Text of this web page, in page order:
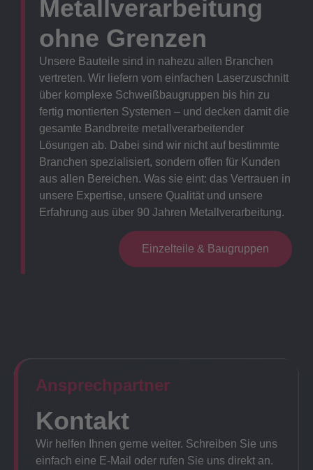
Metallverarbeitung
ohne Grenzen
Unsere Bauteile sind in nahezu allen Branchen
vertreten. Wir liefern vom einfachen Laserzuschnitt
über komplexe Schweißbaugruppen bis hin zu
fertig montierten Systemen – und decken damit die
gesamte Bandbreite metallverarbeitender
Lösungen ab. Dabei sind wir nicht auf bestimmte
Branchen spezialisiert, sondern offen für Kunden
aus allen Bereichen. Was sie eint: das Vertrauen in
unsere Expertise, unsere Qualität und unsere
Erfahrung aus über 90 Jahren Metallverarbeitung.
Einzelteile & Baugruppen
Ansprechpartner​
Kontakt
Wir helfen Ihnen gerne weiter. Schreiben Sie uns
einfach eine E-Mail oder rufen Sie uns direkt an.